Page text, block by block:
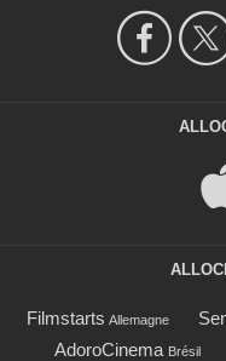
Filmstarts Allemagne
AdoroCinema Brésil